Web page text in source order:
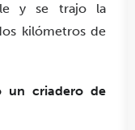
y se trajo la
kilómetros de
un criadero de